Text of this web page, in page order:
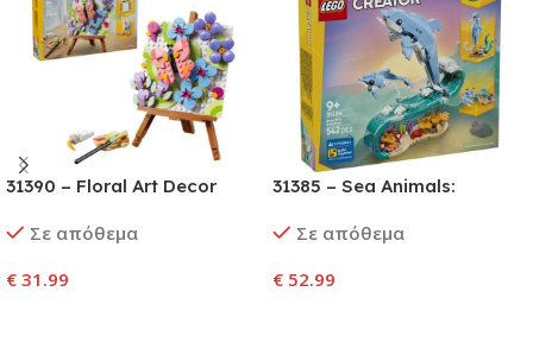
31390 – Floral Art Decor
Σε απόθεμα
€ 31.99
31385 – Sea Animals:
Σε απόθεμα
€ 52.99